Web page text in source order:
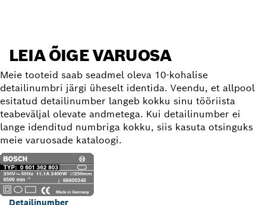
LEIA ÕIGE VARUOSA
Meie tooteid saab seadmel oleva 10-kohalise
detailinumbri järgi üheselt identida. Veendu, et allpool
esitatud detailinumber langeb kokku sinu tööriista
teabeväljal olevate andmetega. Kui detailinumber ei
lange idenditud numbriga kokku, siis kasuta otsinguks
meie varuosade kataloogi.
Detailinumber